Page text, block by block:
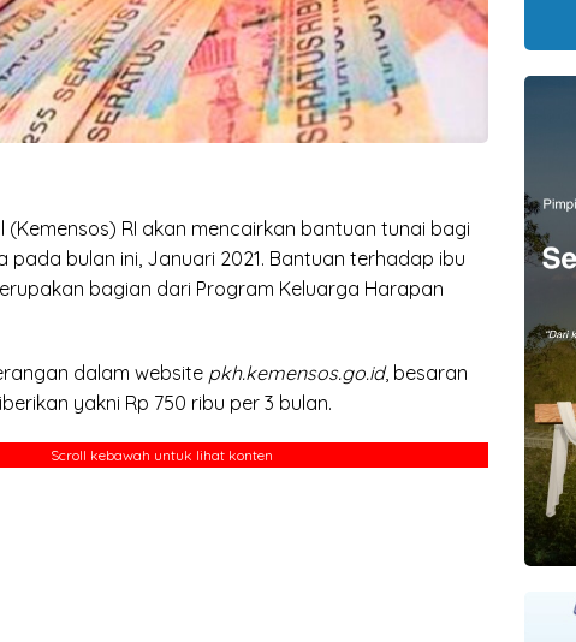
(Kemensos) RI akan mencairkan bantuan tunai bagi
pada bulan ini, Januari 2021. Bantuan terhadap ibu
bagian dari Program Keluarga Harapan
dalam website pkh.kemensos.go.id, besaran
yakni Rp 750 ribu per 3 bulan.
Scroll kebawah untuk lihat konten